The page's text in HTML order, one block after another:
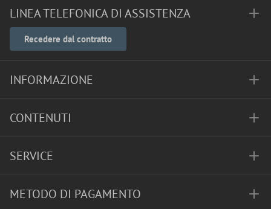
LINEA TELEFONICA DI ASSISTENZA
Recedere dal contratto
INFORMAZIONE
CONTENUTI
SERVICE
METODO DI PAGAMENTO